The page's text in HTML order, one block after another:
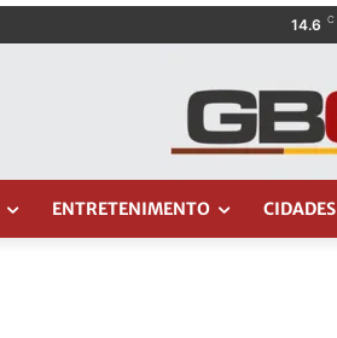
14.6 C
ENTRETENIMENTO CIDADES